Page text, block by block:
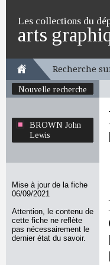
Les collections du
arts
Recherche
Nouvelle recherche
BROWN John
Lewis
Mise à jour de la fiche
06/09/2021
Attention, le contenu de
cette fiche ne reflète
pas nécessairement le
dernier état du savoir.